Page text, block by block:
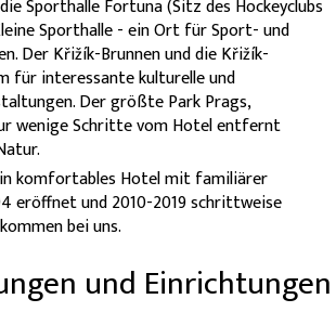
Sporthalle Fortuna (Sitz des Hockeyclubs
Sporthalle - ein Ort für Sport- und
Der Křižík-Brunnen und die Křižík-
für interessante kulturelle und
Der größte Park Prags,
wenige Schritte vom Hotel entfernt
komfortables Hotel mit familiärer
eröffnet und 2010-2019 schrittweise
bei uns.
und Einrichtungen